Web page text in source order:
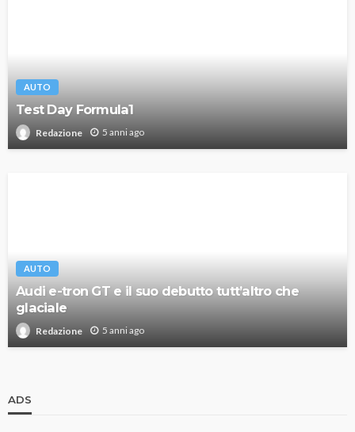
AUTO
Test Day Formula1
Redazione 5 anni ago
AUTO
Audi e-tron GT e il suo debutto tutt’altro che
glaciale
Redazione 5 anni ago
ADS